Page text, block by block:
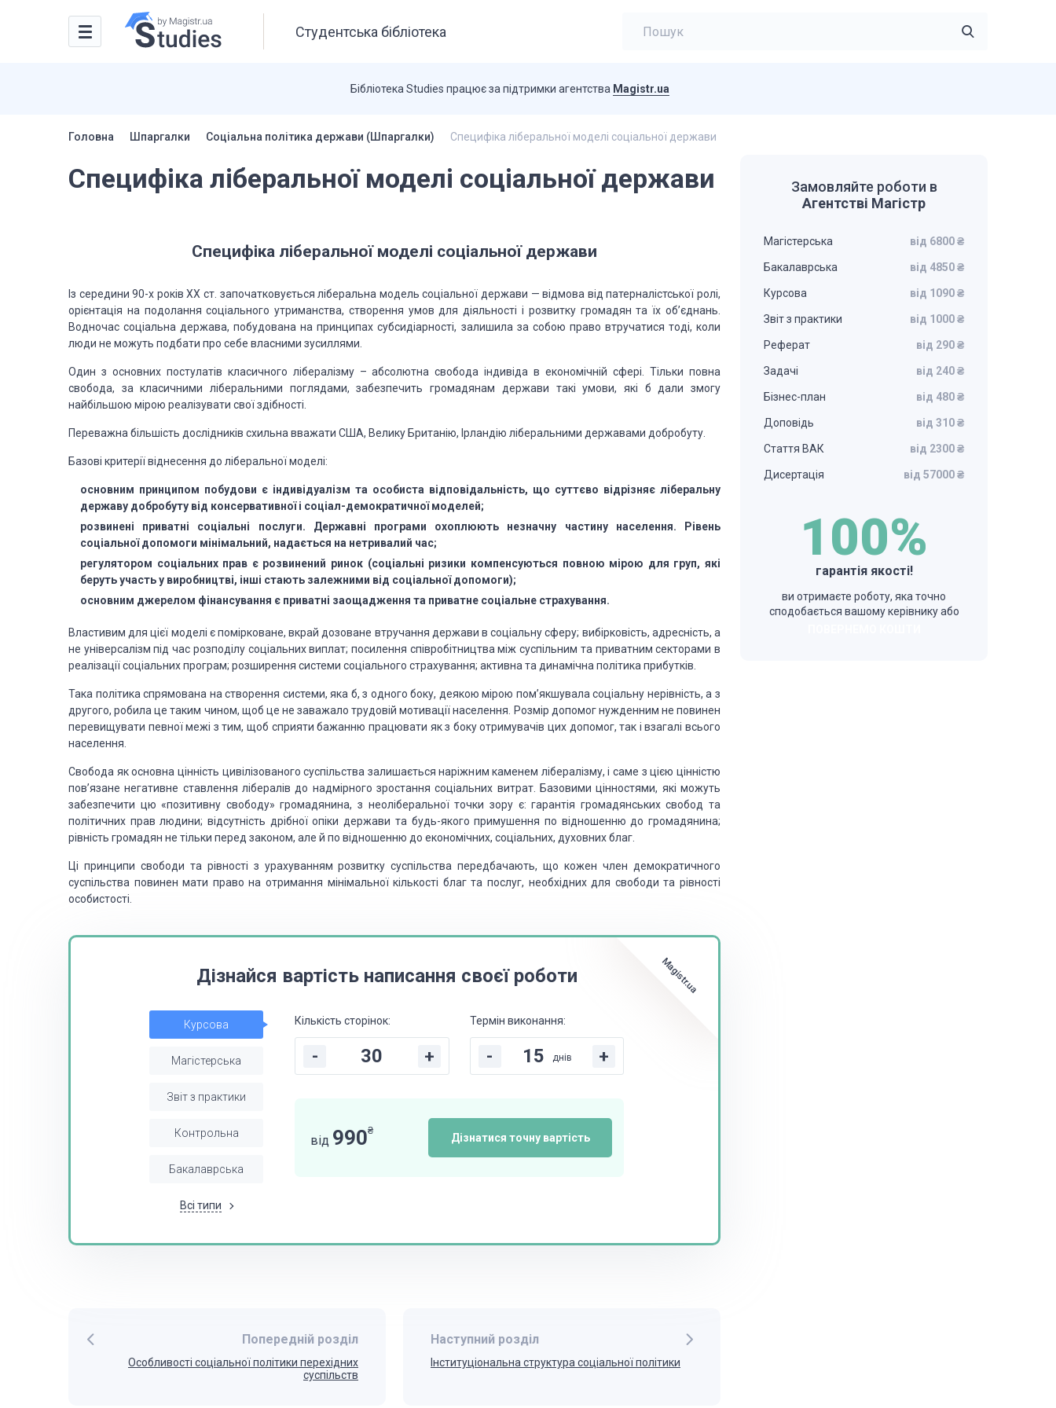
Студентська бібліотека
Бібліотека Studies працює за підтримки агентства Magistr.ua
Головна Шпаргалки Соціальна політика держави (Шпаргалки) Специфіка ліберальної моделі соціальної держави
Специфіка ліберальної моделі соціальної держави
Специфіка ліберальної моделі соціальної держави
Із середини 90-х років ХХ ст. започатковується ліберальна модель соціальної держави — відмова від патерналістської ролі,
орієнтація на подолання соціального утриманства, створення умов для діяльності і розвитку громадян та їх об’єднань.
Водночас соціальна держава, побудована на принципах субсидіарності, залишила за собою право втручатися тоді, коли
люди не можуть подбати про себе власними зусиллями.
Один з основних постулатів класичного лібералізму – абсолютна свобода індивіда в економічній сфері. Тільки повна
свобода, за класичними ліберальними поглядами, забезпечить громадянам держави такі умови, які б дали змогу
найбільшою мірою реалізувати свої здібності.
Переважна більшість дослідників схильна вважати США, Велику Британію, Ірландію ліберальними державами добробуту.
Базові критерії віднесення до ліберальної моделі:
основним принципом побудови є індивідуалізм та особиста відповідальність, що суттєво відрізняє ліберальну
державу добробуту від консервативної і соціал-демократичної моделей;
розвинені приватні соціальні послуги. Державні програми охоплюють незначну частину населення. Рівень
соціальної допомоги мінімальний, надається на нетривалий час;
регулятором соціальних прав є розвинений ринок (соціальні ризики компенсуються повною мірою для груп, які
беруть участь у виробництві, інші стають залежними від соціальної допомоги);
основним джерелом фінансування є приватні заощадження та приватне соціальне страхування.
Властивим для цієї моделі є помірковане, вкрай дозоване втручання держави в соціальну сферу; вибірковість, адресність, а
не універсалізм під час розподілу соціальних виплат; посилення співробітництва між суспільним та приватним секторами в
реалізації соціальних програм; розширення системи соціального страхування; активна та динамічна політика прибутків.
Така політика спрямована на створення системи, яка б, з одного боку, деякою мірою пом’якшувала соціальну нерівність, а з
другого, робила це таким чином, щоб це не заважало трудовій мотивації населення. Розмір допомог нужденним не повинен
перевищувати певної межі з тим, щоб сприяти бажанню працювати як з боку отримувачів цих допомог, так і взагалі всього
населення.
Свобода як основна цінність цивілізованого суспільства залишається наріжним каменем лібералізму, і саме з цією цінністю
пов’язане негативне ставлення лібералів до надмірного зростання соціальних витрат. Базовими цінностями, які можуть
забезпечити цю «позитивну свободу» громадянина, з неоліберальної точки зору є: гарантія громадянських свобод та
політичних прав людини; відсутність дрібної опіки держави та будь-якого примушення по відношенню до громадянина;
рівність громадян не тільки перед законом, але й по відношенню до економічних, соціальних, духовних благ.
Ці принципи свободи та рівності з урахуванням розвитку суспільства передбачають, що кожен член демократичного
суспільства повинен мати право на отримання мінімальної кількості благ та послуг, необхідних для свободи та рівності
особистості.
Magistr.ua
Дізнайся вартість написання своєї роботи
Курсова
Магістерська
Звіт з практики
Контрольна
Бакалаврська
Всі типи
Кількість сторінок:
- +
Термін виконання:
- днів +
від 990₴
Дізнатися точну вартість
Попередній розділ
Особливості соціальної політики перехідних
суспільств
Наступний розділ
Інституціональна структура соціальної політики
Замовляйте роботи в
Агентстві Магістр
Магістерська від 6800 ₴
Бакалаврська від 4850 ₴
Курсова від 1090 ₴
Звіт з практики від 1000 ₴
Реферат від 290 ₴
Задачі від 240 ₴
Бізнес-план від 480 ₴
Доповідь від 310 ₴
Стаття ВАК від 2300 ₴
Дисертація від 57000 ₴
100%
гарантія якості!
ви отримаєте роботу, яка точно
сподобається вашому керівнику або